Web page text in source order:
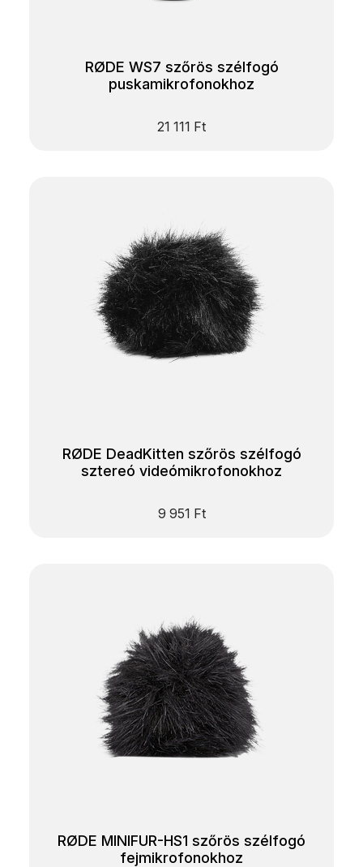
RØDE WS7 szőrös szélfogó
puskamikrofonokhoz
21 111 Ft
RØDE DeadKitten szőrös szélfogó
sztereó videómikrofonokhoz
9 951 Ft
RØDE MINIFUR-HS1 szőrös szélfogó
fejmikrofonokhoz